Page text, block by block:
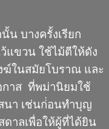
น บางครั้งเรียก
แขวน ใช้ไม้ตีให้ดัง
ฆ์ในสมัยโบราณ และ
กาส ที่พม่านิยมใช้
นา เช่นก่่อนทำบุญ
ดาลเพื่อให้ผู้ที่ได้ยิน